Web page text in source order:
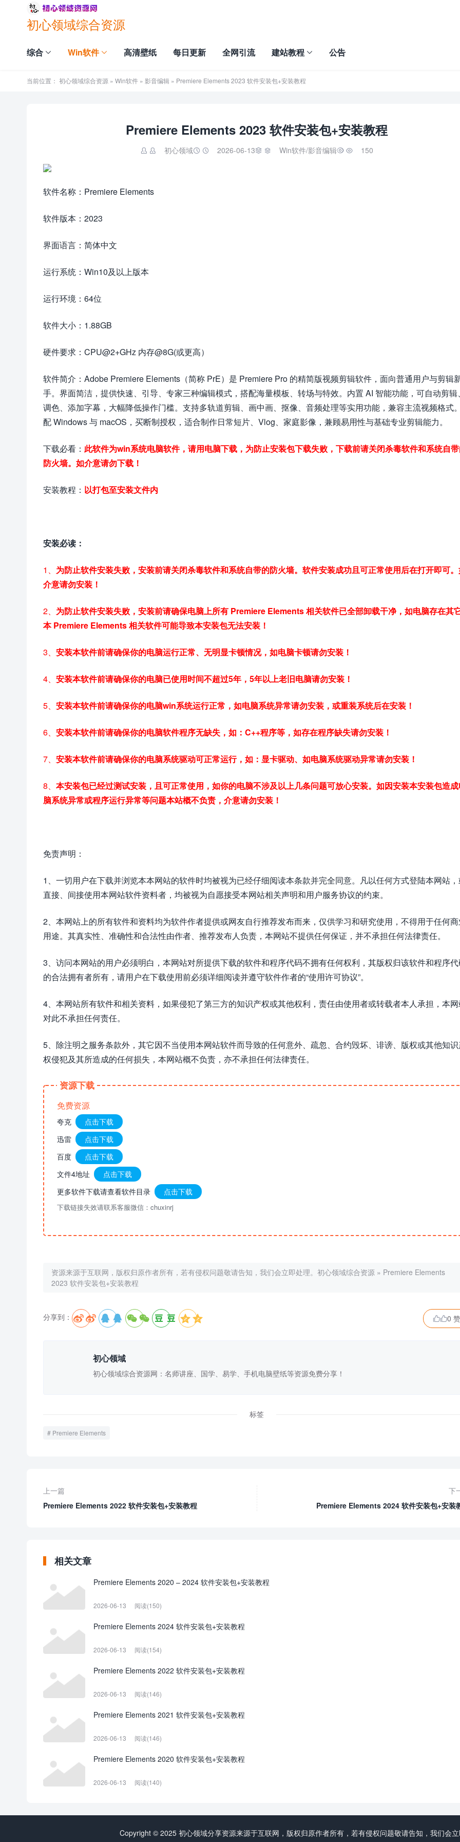
初心领域综合资源
综合 Win软件 高清壁纸 每日更新 全网引流 建站教程 公告
当前位置： 初心领域综合资源 » Win软件 » 影音编辑 » Premiere Elements 2023 软件安装包+安装教程
Premiere Elements 2023 软件安装包+安装教程
 初心领域  2026-06-13  Win软件/影音编辑  150
软件名称：Premiere Elements
软件版本：2023
界面语言：简体中文
运行系统：Win10及以上版本
运行环境：64位
软件大小：1.88GB
硬件要求：CPU@2+GHz 内存@8G(或更高）
软件简介：Adobe Premiere Elements（简称 PrE）是 Premiere Pro 的精简版视频剪辑软件，面向普通用户与剪辑
手。界面简洁，提供快速、引导、专家三种编辑模式，搭配海量模板、转场与特效。内置 AI 智能功能，可自动剪辑
调色、添加字幕，大幅降低操作门槛。支持多轨道剪辑、画中画、抠像、音频处理等实用功能，兼容主流视频格式
配 Windows 与 macOS，买断制授权，适合制作日常短片、Vlog、家庭影像，兼顾易用性与基础专业剪辑能力。
下载必看： 此软件为win系统电脑软件，请用电脑下载，为防止安装包下载失败，下载前请关闭杀毒软件和系统自
防火墙。如介意请勿下载！
安装教程： 以打包至安装文件内
安装必读：
1、 为防止软件安装失败，安装前请关闭杀毒软件和系统自带的防火墙。软件安装成功且可正常使用后在打开即可
介意请勿安装！
2、 为防止软件安装失败，安装前请确保电脑上所有 Premiere Elements 相关软件已全部卸载干净，如电脑存在其
本 Premiere Elements 相关软件可能导致本安装包无法安装！
3、 安装本软件前请确保你的电脑运行正常、无明显卡顿情况，如电脑卡顿请勿安装！
4、 安装本软件前请确保你的电脑已使用时间不超过5年，5年以上老旧电脑请勿安装！
5、 安装本软件前请确保你的电脑win系统运行正常，如电脑系统异常请勿安装，或重装系统后在安装！
6、 安装本软件前请确保你的电脑软件程序无缺失，如：C++程序等，如存在程序缺失请勿安装！
7、 安装本软件前请确保你的电脑系统驱动可正常运行，如：显卡驱动、如电脑系统驱动异常请勿安装！
8、 本安装包已经过测试安装，且可正常使用，如你的电脑不涉及以上几条问题可放心安装。如因安装本安装包造
脑系统异常或程序运行异常等问题本站概不负责，介意请勿安装！
免责声明：
1、一切用户在下载并浏览本本网站的软件时均被视为已经仔细阅读本条款并完全同意。凡以任何方式登陆本网站
直接、间接使用本网站软件资料者，均被视为自愿接受本网站相关声明和用户服务协议的约束。
2、本网站上的所有软件和资料均为软件作者提供或网友自行推荐发布而来，仅供学习和研究使用，不得用于任何
用途。其真实性、准确性和合法性由作者、推荐发布人负责，本网站不提供任何保证，并不承担任何法律责任。
3、访问本网站的用户必须明白，本网站对所提供下载的软件和程序代码不拥有任何权利，其版权归该软件和程序
的合法拥有者所有，请用户在下载使用前必须详细阅读并遵守软件作者的“使用许可协议”。
4、本网站所有软件和相关资料，如果侵犯了第三方的知识产权或其他权利，责任由使用者或转载者本人承担，本
对此不承担任何责任。
5、除注明之服务条款外，其它因不当使用本网站软件而导致的任何意外、疏忽、合约毁坏、诽谤、版权或其他知
权侵犯及其所造成的任何损失，本网站概不负责，亦不承担任何法律责任。
资源下载
免费资源
夸克
点击下载
迅雷
点击下载
百度
点击下载
文件4地址
点击下载
更多软件下载请查看软件目录
点击下载
下载链接失效请联系客服微信：chuxinrj
资源来源于互联网，版权归原作者所有，若有侵权问题敬请告知，我们会立即处理。 初心领域综合资源 » Premiere Elements
2023 软件安装包+安装教程
分享到：      0 赞
初心领域
初心领域综合资源网：名师讲座、国学、易学、手机电脑壁纸等资源免费分享！
标签
Premiere Elements
上一篇
Premiere Elements 2022 软件安装包+安装教程
下
Premiere Elements 2024 软件安装包+安装
相关文章
Premiere Elements 2020 – 2024 软件安装包+安装教程
2026-06-13 阅读(150)
Premiere Elements 2024 软件安装包+安装教程
2026-06-13 阅读(154)
Premiere Elements 2022 软件安装包+安装教程
2026-06-13 阅读(146)
Premiere Elements 2021 软件安装包+安装教程
2026-06-13 阅读(146)
Premiere Elements 2020 软件安装包+安装教程
2026-06-13 阅读(140)
Copyright © 2025 初心领域分享资源来源于互联网，版权归原作者所有，若有侵权问题敬请告知，我们会